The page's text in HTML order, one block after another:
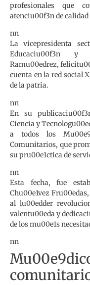
profesionales que
atenciu00f3n de
nn
La vicepresidenta
Educaciu00f3n y
Ramu00edrez,
cuenta en la red social
de la patria.
nn
En su
Ciencia y
a todos los
Comunitarios, que
su pru00e1ctica de
nn
Esta fecha, fue
Chu00e1vez
al lu00edder
valentu00eda y
de los mu00e1s
nn